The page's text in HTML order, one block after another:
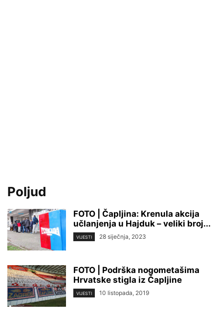
Poljud
FOTO | Čapljina: Krenula akcija
učlanjenja u Hajduk – veliki broj...
VIJESTI 28 siječnja, 2023
FOTO | Podrška nogometašima
Hrvatske stigla iz Čapljine
VIJESTI 10 listopada, 2019